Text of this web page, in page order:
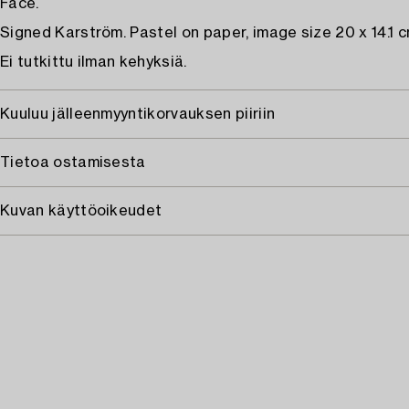
Face.
Signed Karström. Pastel on paper, image size 20 x 14.1
Ei tutkittu ilman kehyksiä.
Kuuluu jälleenmyyntikorvauksen piiriin
Tietoa ostamisesta
Kuvan käyttöoikeudet